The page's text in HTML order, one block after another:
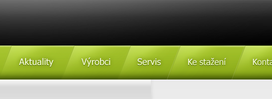
Aktulity Výrobci Servis Ke stažení Kontakt